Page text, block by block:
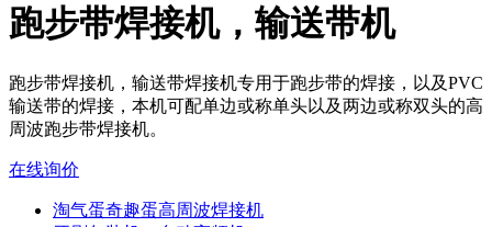
跑步带焊接机，输送带机
跑步带焊接机，输送带焊接机专用于跑步带的焊接，以及PVC
输送带的焊接，本机可配单边或称单头以及两边或称双头的高
周波跑步带焊接机。
在线询价
淘气蛋奇趣蛋高周波焊接机